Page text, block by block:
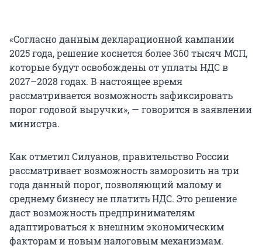
«Согласно данным декларационной кампании
2025 года, решение коснется более360 тысяч МСП,
которые будут освобождены от уплаты НДС в
2027–2028 годах. В настоящее время
рассматривается возможность зафиксировать
порог годовой выручки», — говорится в заявлении
министра.
Как отметил Силуанов, правительство России
рассматривает возможность заморозить на три
года данный порог, позволяющий малому и
среднему бизнесу не платить НДС. Это решение
даст возможность предпринимателям
адаптироваться к внешним экономическим
факторам и новым налоговым механизмам.